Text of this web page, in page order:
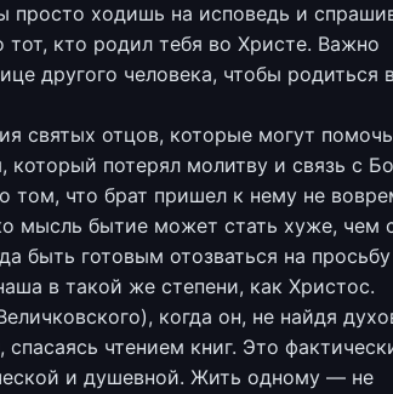
просто ходишь на исповедь и
тот, кто родил тебя во Христе. Важно
другого человека, чтобы родиться
святых отцов, которые могут
который потерял молитву и связь с
том, что брат пришел к нему не
мысль бытие может стать хуже, чем
быть готовым отозваться на просьбу
в такой же степени, как Христос.
когда он, не найдя
спасаясь чтением книг. Это
и душевной. Жить одному — не